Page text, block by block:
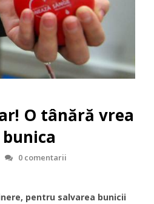
O tânără vrea
0 comentarii
pentru salvarea bunicii